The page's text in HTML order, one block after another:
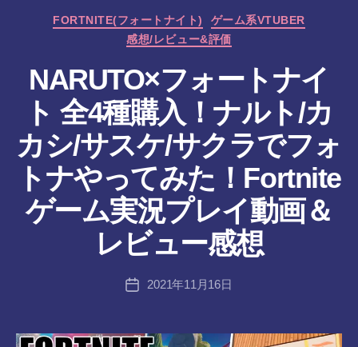
ッ
ト
VTuber
さ
げ
た
ん
カ
テ
リ
ー
FORTNITE(フォートナイト)
ゲーム系VTUBER
感想/レビュー&評価
NARUTO×フォートナイ
ト 全4種購入！ナルト/カ
カシ/サスケ/サクラでフォ
トナやってみた！Fortnite
ゲーム実況プレイ動画＆
レビュー感想
投
稿
成
者
:
a
8-
投
2021年11月16日